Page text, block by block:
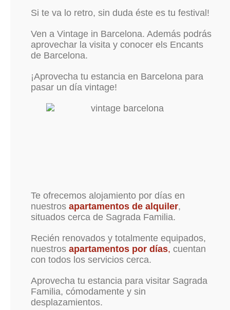
Si te va lo retro, sin duda éste es tu festival!
Ven a Vintage in Barcelona. Además podrás
aprovechar la visita y conocer els Encants
de Barcelona.
¡Aprovecha tu estancia en Barcelona para
pasar un día vintage!
Te ofrecemos alojamiento por días en
nuestros apartamentos de alquiler,
situados cerca de Sagrada Familia.
Recién renovados y totalmente equipados,
nuestros apartamentos por días, cuentan
con todos los servicios cerca.
Aprovecha tu estancia para visitar Sagrada
Familia, cómodamente y sin
desplazamientos.